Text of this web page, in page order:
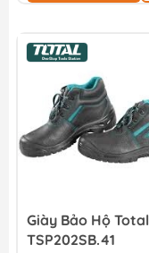
Giày Bảo Hộ Total
TSP202SB.41